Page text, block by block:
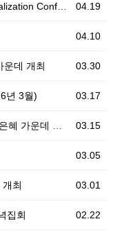
04.19
Conference)
04.10
03.30
운데 개최
03.17
년 3월)
03.15
운데 열려
03.05
03.01
최
02.22
집회